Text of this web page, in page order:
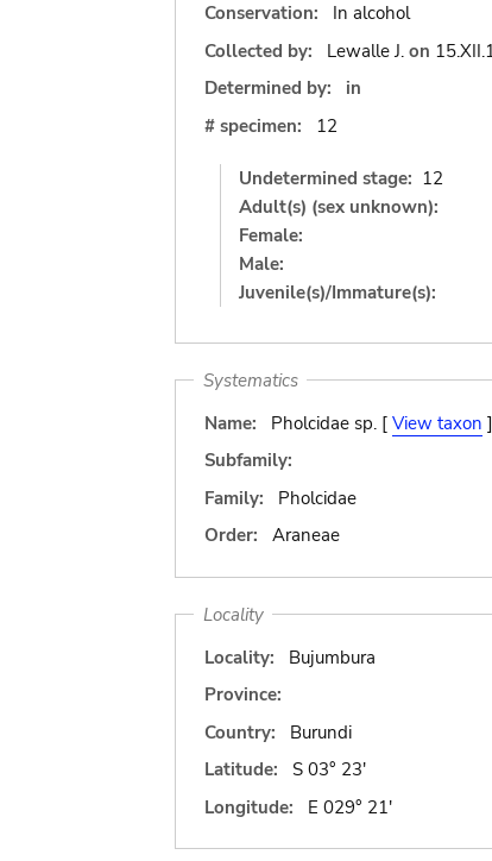
Conservation:
In alcohol
Collected by:
Lewalle J. on
Determined by:
in
# specimen:
12
Undetermined stage: 12
Adult(s) (sex unknown):
Female:
Male:
Juvenile(s)/Immature(s):
Systematics
Name:
Pholcidae sp. [ View taxon ]
Subfamily:
Family:
Pholcidae
Order:
Araneae
Locality
Locality:
Bujumbura
Province:
Country:
Burundi
Latitude:
S 03° 23'
Longitude:
E 029° 21'